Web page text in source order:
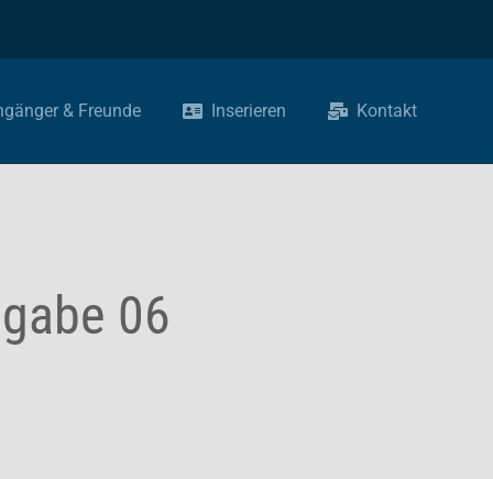
& Freunde Inserieren Kontakt
06